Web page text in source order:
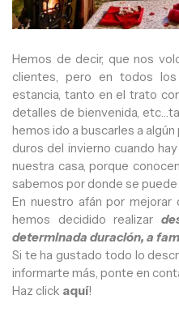
Hemos de decir, que nos
clientes, pero en todos los
estancia, tanto en el trato
detalles de bienvenida,
hemos ido a buscarles a
duros del invierno cuando
nuestra casa, porque
sabemos por donde se
En nuestro afán por mejorar
hemos decidido realizar
determinada duración, a
Si te ha gustado todo lo
informarte más, ponte en
Haz click aquí!